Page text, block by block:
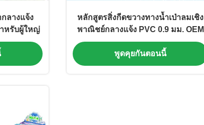
ลางแจ้ง
หรับผู้ใหญ่
หลักสูตรสิ่งกีดขวางทางน้ำเป่าลมเชิง
พาณิชย์กลางแจ้ง PVC 0.9 มม. OEM
พูดคุยกันตอนนี้